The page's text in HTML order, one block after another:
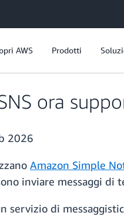
AWS Prodotti
ora
2026
Amazon Simple
inviare messaggi
servizio di